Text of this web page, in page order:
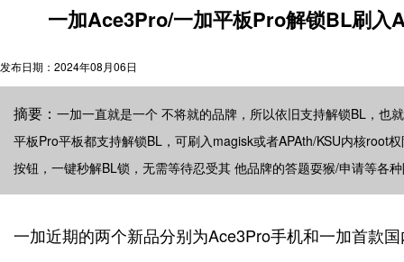
一加Ace3Pro/一加平板Pro解锁BL刷入
发布日期： 2024年08月06日
摘要： 一加一直就是一个 不将就的品牌，所以依旧支持解锁BL，也
平板Pro平板都支持解锁BL，可刷入magisk或者APAth/KSU内核root
按钮，一键秒解BL锁，无需等待忍受其 他品牌的答题耍猴/申请等各
一加近期的两个新品分别为Ace3Pro手机和一加首款